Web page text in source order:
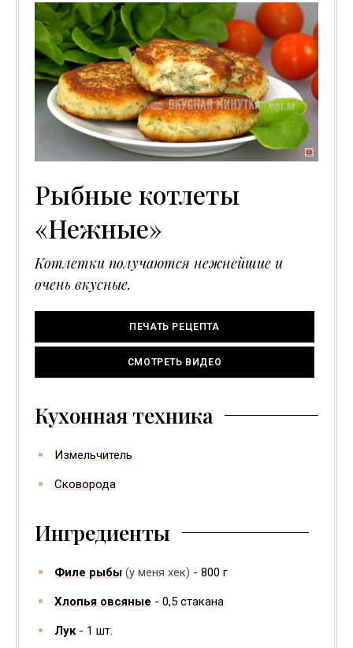
Рыбные котлеты
«Нежные»
Котлетки получаются нежнейшие и
очень вкусные.
ПЕЧАТЬ РЕЦЕПТА
СМОТРЕТЬ ВИДЕО
Кухонная техника
Измельчитель
Сковорода
Ингредиенты
Филе рыбы (у меня хек) 800 г
Хлопья овсяные 0,5 стакана
Лук 1 шт.